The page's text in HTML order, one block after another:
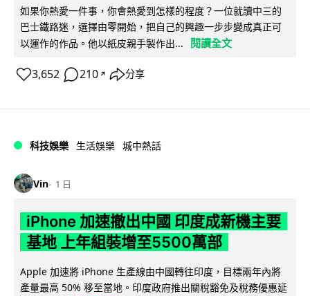
如果你熱愛一件事，你會熱愛到怎樣的程度？一位就讀中三的
巴士鐵路迷，選擇由零開始，把自己的興趣一步步變成真正可
以運作的作品。他以紙皮親手製作出...
閱讀全文
3,652 210 ↗ 分享
科技娛樂 生活娛樂 城中熱話
Vin 1 日
iPhone 加速撤出中國 印度成新機主要
基地 上年組裝增至5500萬部
Apple 加速將 iPhone 生產線由中國轉往印度，目標兩年內將
產量最高 50% 移至當地。印度政府推出關稅豁免及稅務優惠延